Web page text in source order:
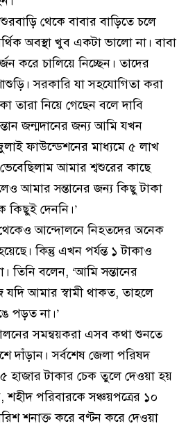
থেকে বাবার বাড়িতে চলে
অবস্থা খুব একটা ভালো না। বাবা
করে চালিয়ে নিচ্ছেন। তাদের
সরকারি যা সহযোগিতা করা
তারা নিয়ে গেছেন বলে দাবি
জন্মদানের জন্য আমি যখন
ফাউন্ডেশনের মাধ্যমে ৫ লাখ
আমার শ্বশুরের কাছে
আমার সন্তানের জন্য কিছু টাকা
কিছুই দেননি।’
আন্দোলনে নিহতদের অনেক
কিন্তু এখন পর্যন্ত ১ টাকাও
তিনি বলেন, ‘আমি সন্তানের
যদি আমার স্বামী থাকত, তাহলে
পড়ত না।’
সমন্বয়করা এসব কথা শুনতে
দাঁড়ান। সর্বশেষ জেলা পরিষদ
হাজার টাকার চেক তুলে দেওয়া হয়
শহীদ পরিবারকে সঞ্চয়পত্রের ১০
শনাক্ত করে বণ্টন করে দেওয়া